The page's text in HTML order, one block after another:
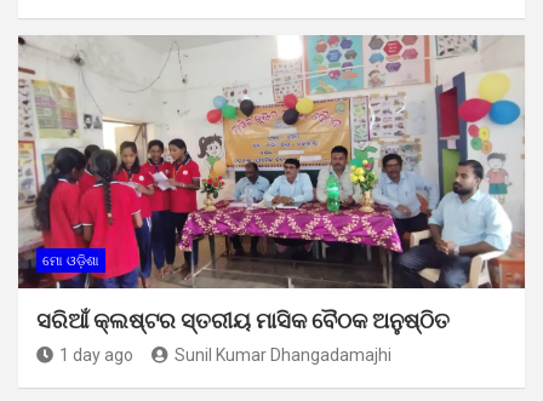
ମୋ ଓଡ଼ିଶା
ସରିଆଁ କ୍ଲଷ୍ଟର ସ୍ତରୀୟ ମାସିକ ବୈଠକ ଅନୁଷ୍ଠିତ
1 day ago Sunil Kumar Dhangadamajhi